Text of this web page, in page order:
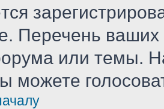
Перечень ваших
или темы.
можете